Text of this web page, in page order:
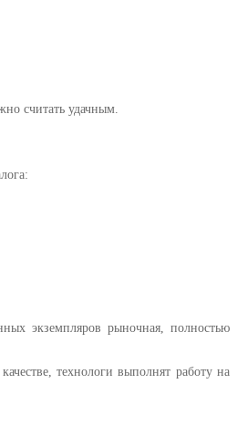
считать удачным.
экземпляров рыночная, полностью
технологи выполнят работу на